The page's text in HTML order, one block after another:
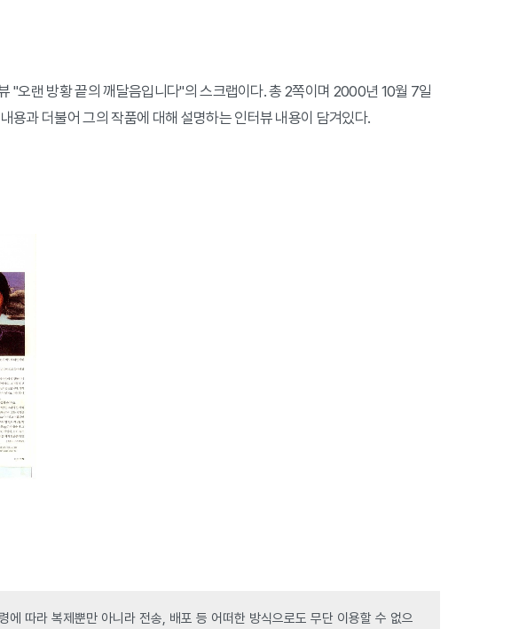
"오랜 방황 끝의 깨달음입니다"의 스크랩이다. 총 2쪽이며 2000년 10월 7일
용과 더불어 그의 작품에 대해 설명하는 인터뷰 내용이 담겨있다.
따라 복제뿐만 아니라 전송, 배포 등 어떠한 방식으로도 무단 이용할 수 없으